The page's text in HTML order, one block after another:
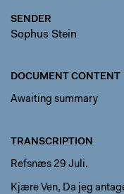
SENDER
Sophus Stein
DOCUMENT CONTENT
Awaiting summary
TRANSCRIPTION
Refsnæs 29 Juli.
Kjære Ven, Da jeg